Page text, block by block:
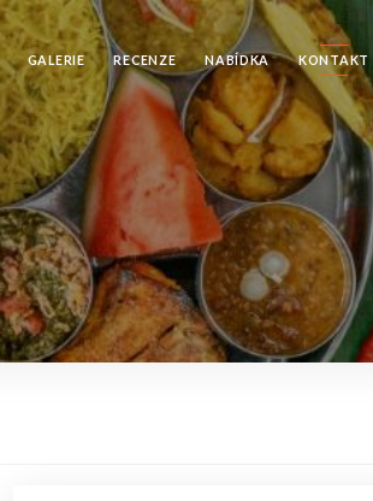
GALERIE RECENZE NABÍDKA KONTAKT